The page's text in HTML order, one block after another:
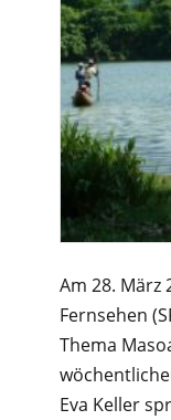
Am 28. März
Fernsehen
Thema
Eva Keller